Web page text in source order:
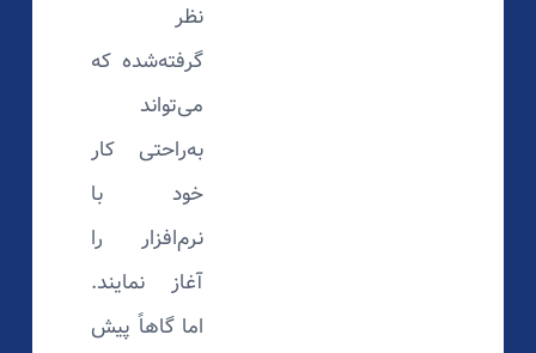
نظر
گرفته‌شده که
می‌تواند
به‌راحتی کار
خود با
نرم‌افزار را
آغاز نمایند.
اما گاهاً پیش